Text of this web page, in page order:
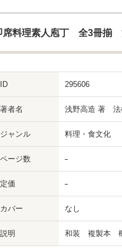
席料理素人庖丁 全3冊揃
ID 295606
著者名 浅野高造 著 法
ジャンル 料理・食文化
ページ数
定価
カバー なし
説明 和装 複製本